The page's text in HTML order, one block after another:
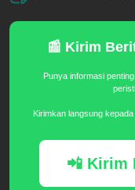
📰 Kirim
Punya informasi
Kirimkan langsung
📲 Kirim